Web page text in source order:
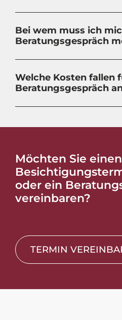
Bei wem muss ich
Beratungsgespräch
Welche Kosten fallen
Beratungsgespräch
Möchten Sie einen
oder ein
vereinbaren?
TERMIN